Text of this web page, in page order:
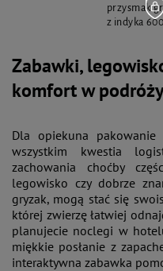
przysmak
z indyka
Zabawki,
komfort w podróży
Dla opiekuna
wszystkim kwestia
zachowania choćby
legowisko czy dobrze
gryzak, mogą stać się
której zwierzę łatwiej
planujecie noclegi w
miękkie posłanie z
interaktywna zabawka